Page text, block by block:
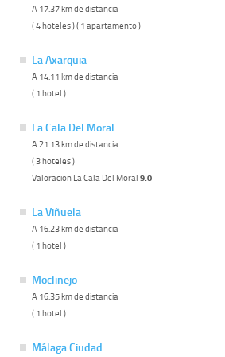
A 17.37 km de distancia
( 4 hoteles ) ( 1 apartamento )
La Axarquia
A 14.11 km de distancia
( 1 hotel )
La Cala Del Moral
A 21.13 km de distancia
( 3 hoteles )
Valoracion La Cala Del Moral 9.0
La Viñuela
A 16.23 km de distancia
( 1 hotel )
Moclinejo
A 16.35 km de distancia
( 1 hotel )
Málaga Ciudad